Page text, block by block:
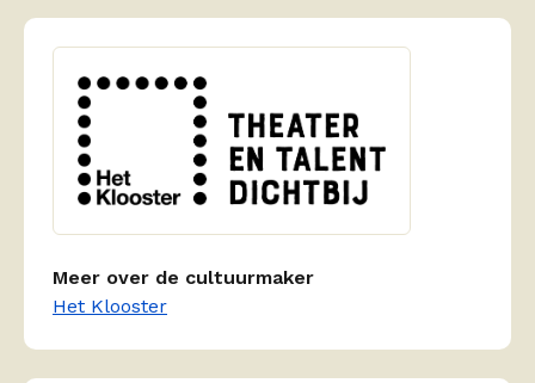
Meer over de cultuurmaker
Het Klooster